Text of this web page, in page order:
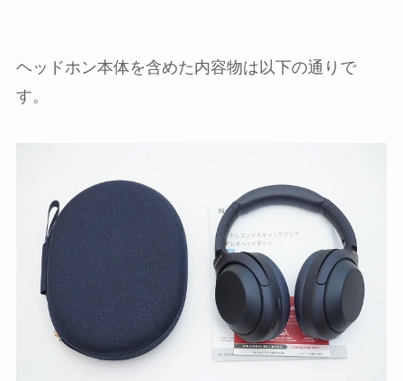
ヘッドホン本体を含めた内容物は以下の通りで
す。